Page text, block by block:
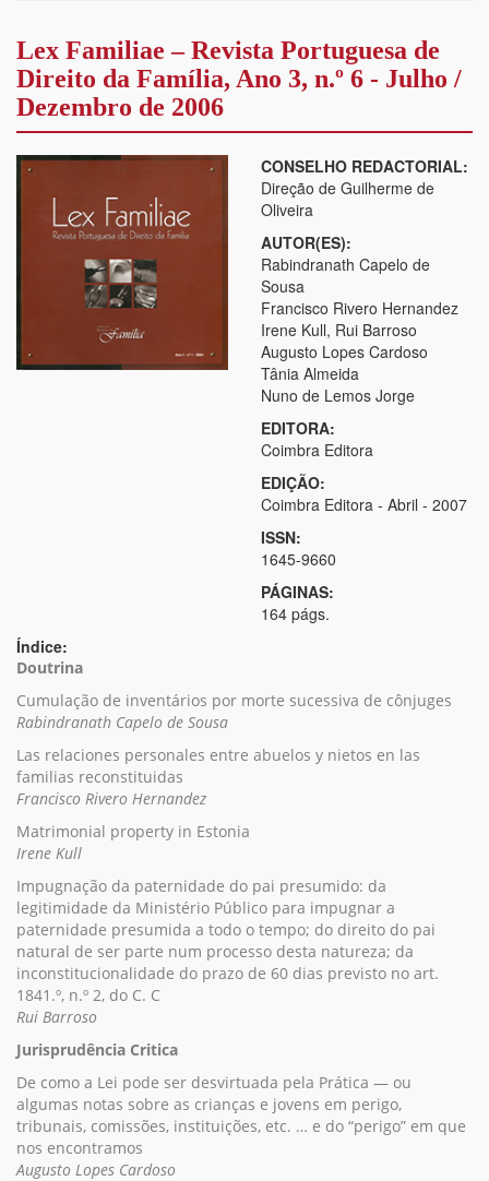
Lex Familiae – Revista Portuguesa de
Direito da Família, Ano 3, n.º 6 - Julho /
Dezembro de 2006
CONSELHO REDACTORIAL:
Direção de Guilherme de
Oliveira
AUTOR(ES):
Rabindranath Capelo de
Sousa
Francisco Rivero Hernandez
Irene Kull, Rui Barroso
Augusto Lopes Cardoso
Tânia Almeida
Nuno de Lemos Jorge
EDITORA:
Coimbra Editora
EDIÇÃO:
Coimbra Editora - Abril - 2007
ISSN:
1645-9660
PÁGINAS:
164 págs.
Índice:
Doutrina
Cumulação de inventários por morte sucessiva de cônjuges
Rabindranath Capelo de Sousa
Las relaciones personales entre abuelos y nietos en las
familias reconstituidas
Francisco Rivero Hernandez
Matrimonial property in Estonia
Irene Kull
Impugnação da paternidade do pai presumido: da
legitimidade da Ministério Público para impugnar a
paternidade presumida a todo o tempo; do direito do pai
natural de ser parte num processo desta natureza; da
inconstitucionalidade do prazo de 60 dias previsto no art.
1841.º, n.º 2, do C. C
Rui Barroso
Jurisprudência Critica
De como a Lei pode ser desvirtuada pela Prática — ou
algumas notas sobre as crianças e jovens em perigo,
tribunais, comissões, instituições, etc. … e do “perigo” em que
nos encontramos
Augusto Lopes Cardoso